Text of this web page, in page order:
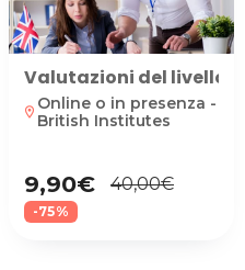
Valutazioni del livello
location_on Online o in presenza -
British Institutes
9,90€ 40,00€
-75%